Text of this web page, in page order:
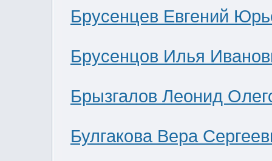
Брусенцев Евгений
Брусенцов Илья
Брызгалов Леонид
Булгакова Вера